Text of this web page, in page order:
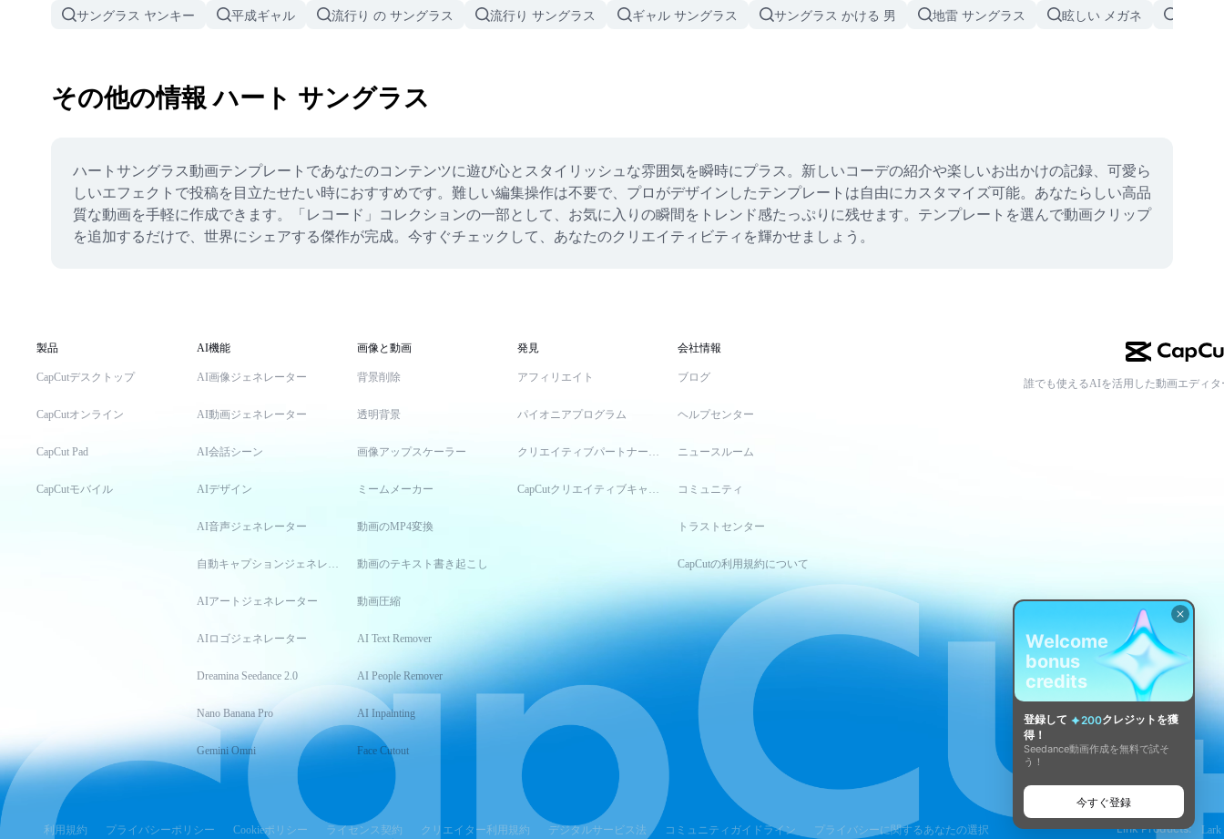
サングラス ヤンキー 平成ギャル 流行り の サングラス 流行り サングラス ギャル サングラス サングラス かける 男 地雷 サングラス 眩しい メガネ
その他の情報 ハート サングラス
ハートサングラス動画テンプレートであなたのコンテンツに遊び心とスタイリッシュな雰囲気を瞬時にプラス。新しいコーデの紹介や楽しいお出かけの記録、可愛ら
しいエフェクトで投稿を目立たせたい時におすすめです。難しい編集操作は不要で、プロがデザインしたテンプレートは自由にカスタマイズ可能。あなたらしい高品
質な動画を手軽に作成できます。「レコード」コレクションの一部として、お気に入りの瞬間をトレンド感たっぷりに残せます。テンプレートを選んで動画クリップ
を追加するだけで、世界にシェアする傑作が完成。今すぐチェックして、あなたのクリエイティビティを輝かせましょう。
製品
CapCutデスクトップ
CapCutオンライン
CapCut Pad
CapCutモバイル
AI機能
AI画像ジェネレーター
AI動画ジェネレーター
AI会話シーン
AIデザイン
AI音声ジェネレーター
自動キャプションジェネレーター
AIアートジェネレーター
AIロゴジェネレーター
Dreamina Seedance 2.0
Nano Banana Pro
Gemini Omni
画像と動画
背景削除
透明背景
画像アップスケーラー
ミームメーカー
動画のMP4変換
動画のテキスト書き起こし
動画圧縮
AI Text Remover
AI People Remover
AI Inpainting
Face Cutout
発見
アフィリエイト
パイオニアプログラム
クリエイティブパートナープログラム
CapCutクリエイティブキャンパス
会社情報
ブログ
ヘルプセンター
ニュースルーム
コミュニティ
トラストセンター
CapCutの利用規約について
誰でも使えるAIを活用した動画エディタ
利用規約 プライバシーポリシー Cookieポリシー ライセンス契約 クリエイター利用規約 デジタルサービス法 コミュニティガイドライン プライバシーに関するあなたの選択 Link Products: Lark
Welcome
bonus
credits
登録して 200クレジットを獲
得！
Seedance動画作成を無料で試そ
う！
今すぐ登録